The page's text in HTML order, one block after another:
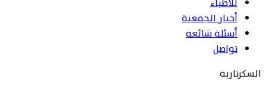
للأطباء
أخبار الجمعية
أسئلة شائعة
تواصل
السكرتارية